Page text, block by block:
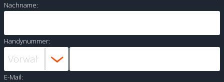
Nachname:
Handynummer:
E-Mail: